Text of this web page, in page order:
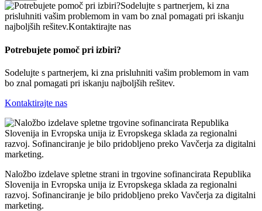
Potrebujete pomoč pri izbiri?
Sodelujte s partnerjem, ki zna prisluhniti vašim problemom in vam
bo znal pomagati pri iskanju najboljših rešitev.
Kontaktirajte nas
Naložbo izdelave spletne strani in trgovine sofinancirata Republika
Slovenija in Evropska unija iz Evropskega sklada za regionalni
razvoj. Sofinanciranje je bilo pridobljeno preko Vavčerja za digitalni
marketing.